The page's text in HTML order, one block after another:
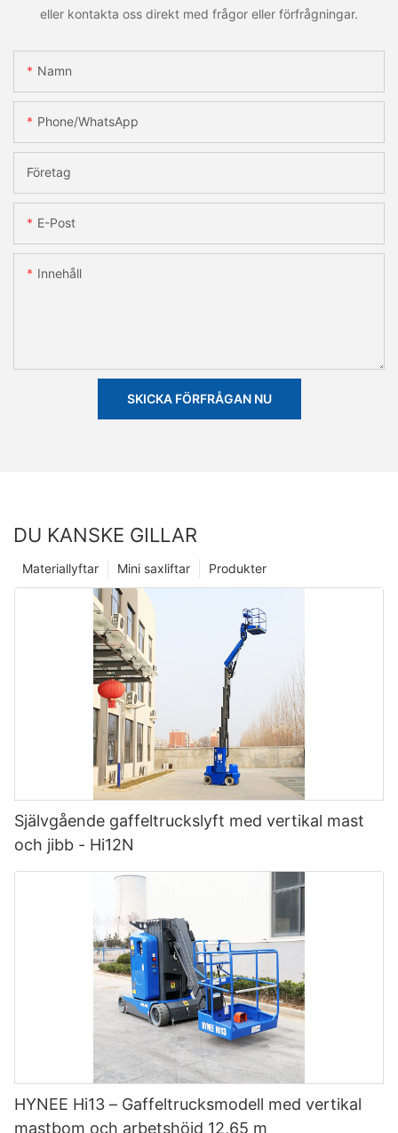
eller kontakta oss direkt med frågor eller förfrågningar.
Namn
Phone/whatsApp
Företag
E-Post
Innehåll
SKICKA FÖRFRÅGAN NU
DU KANSKE GILLAR
Produkter
Mini saxliftar
Materiallyftar
Självgående gaffeltruckslyft med vertikal mast
och jibb - Hi12N
HYNEE Hi13 – Gaffeltrucksmodell med vertikal
mastbom och arbetshöjd 12,65 m